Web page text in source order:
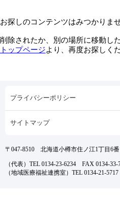
お探しのコンテンツはみつかりま
削除されたか、別の場所に移動し
トップページより、再度お探しく
プライバシーポリシー
サイトマップ
〒047-8510 北海道小樽市住ノ江1丁目6番
（代表）TEL 0134-23-6234 FAX 0134-33-
（地域医療福祉連携室）TEL 0134-21-